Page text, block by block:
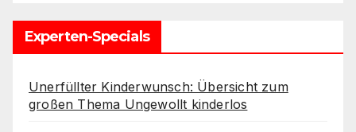
Experten-Specials
Unerfüllter Kinderwunsch: Übersicht zum
großen Thema Ungewollt kinderlos